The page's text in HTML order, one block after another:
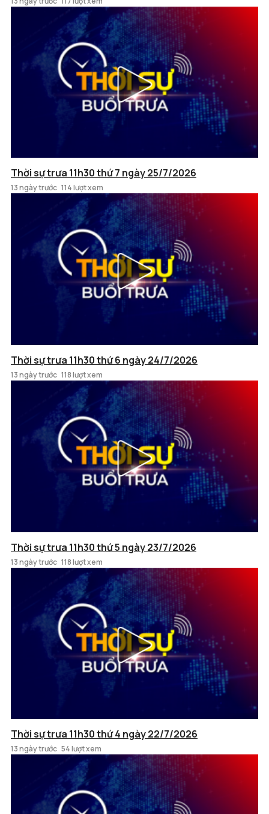
Thời sự trưa 11h30 thứ 7 ngày 25/7/2026
13 ngày trước 114 lượt xem
Thời sự trưa 11h30 thứ 6 ngày 24/7/2026
13 ngày trước 118 lượt xem
Thời sự trưa 11h30 thứ 5 ngày 23/7/2026
13 ngày trước 118 lượt xem
Thời sự trưa 11h30 thứ 4 ngày 22/7/2026
13 ngày trước 54 lượt xem